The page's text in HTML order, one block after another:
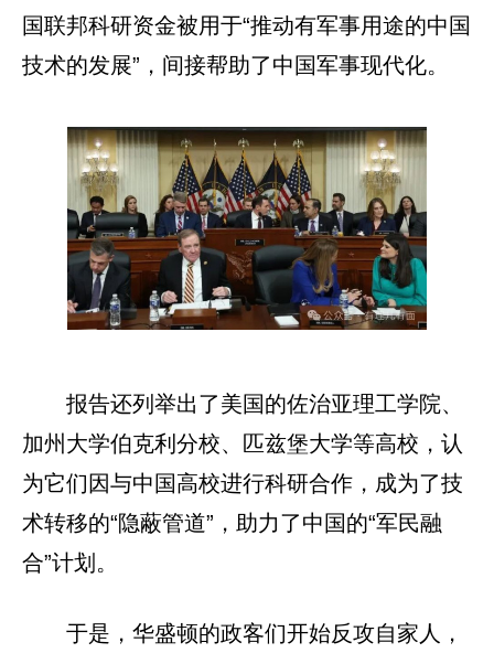
国联邦科研资金被用于“推动有军事用途的中国
技术的发展”，间接帮助了中国军事现代化。
报告还列举出了美国的佐治亚理工学院、
加州大学伯克利分校、匹兹堡大学等高校，认
为它们因与中国高校进行科研合作，成为了技
术转移的“隐蔽管道”，助力了中国的“军民融
合”计划。
于是，华盛顿的政客们开始反攻自家人，